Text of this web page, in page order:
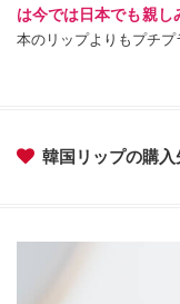
は今では日本でも親
本のリップよりもプチプ
韓国リップの購入